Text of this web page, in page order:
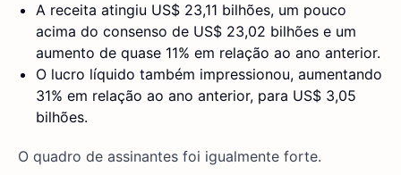
A receita atingiu US$ 23,11 bilhões, um pouco
acima do consenso de US$ 23,02 bilhões e um
aumento de quase 11% em relação ao ano anterior.
O lucro líquido também impressionou, aumentando
31% em relação ao ano anterior, para US$ 3,05
bilhões.
O quadro de assinantes foi igualmente forte.